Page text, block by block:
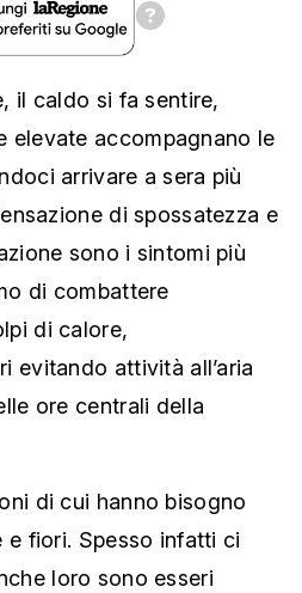
il caldo si fa sentire,
elevate accompagnano le
arrivare a sera più
di spossatezza e
sono i sintomi più
di combattere
di calore,
evitando attività all’aria
ore centrali della
di cui hanno bisogno
e fiori. Spesso infatti ci
loro sono esseri